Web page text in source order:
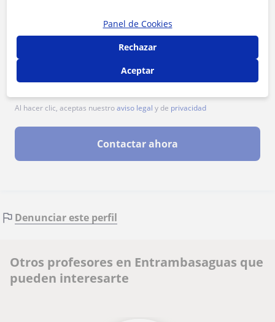
Al hacer clic, aceptas nuestroaviso legal y de privacidad
Contactar ahora
Denunciar este perfil
Otros profesores en Entrambasaguas que
pueden interesarte
Panel de Cookies
Rechazar
Aceptar